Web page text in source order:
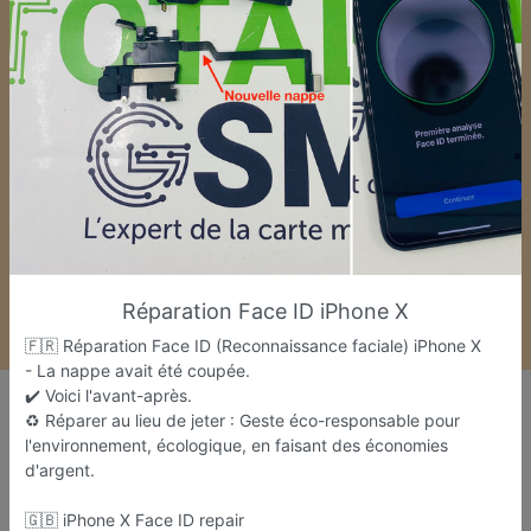
Total GSM
Réparation carte mère téléphone,
smartphone, tablette
Réparation Face ID iPhone X
🇫🇷 Réparation Face ID (Reconnaissance faciale) iPhone X
- La nappe avait été coupée.
✔️ Voici l'avant-après.
♻️ Réparer au lieu de jeter : Geste éco-responsable pour
l'environnement, écologique, en faisant des économies
d'argent.
🇬🇧 iPhone X Face ID repair